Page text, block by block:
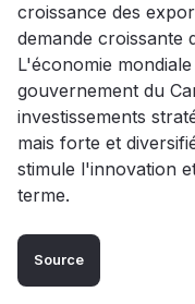
croissance des
demande croissante
L'économie
gouvernement du
investissements
mais forte et
stimule l'innovation
terme.
Source